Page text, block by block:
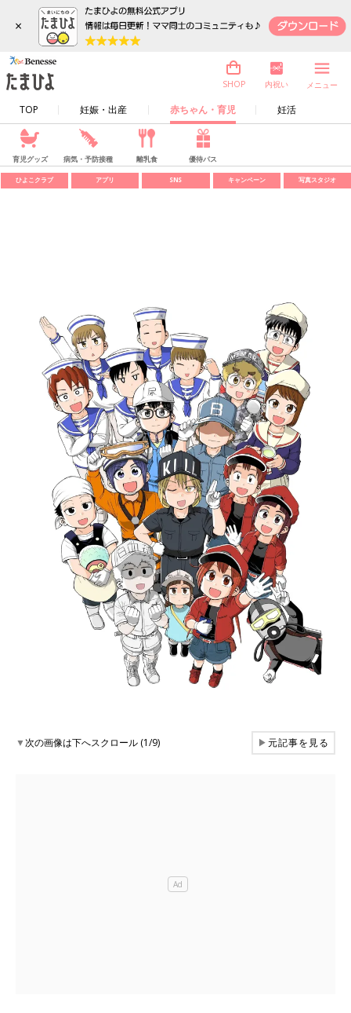
×
TOP 妊娠・出産 赤ちゃん・育児 妊活
SHOP 内祝い メニュー
育児グッズ 病気・予防接種 離乳食 優待パス
ひよこクラブ アプリ SNS キャンペーン 写真スタジオ
▼次の画像は下へスクロール (1/9) ▶元記事を見る